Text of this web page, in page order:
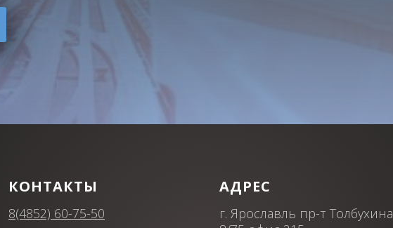
КОНТАКТЫ
8(4852) 60-75-50
АДРЕС
г. Ярославль пр-т Толбухина